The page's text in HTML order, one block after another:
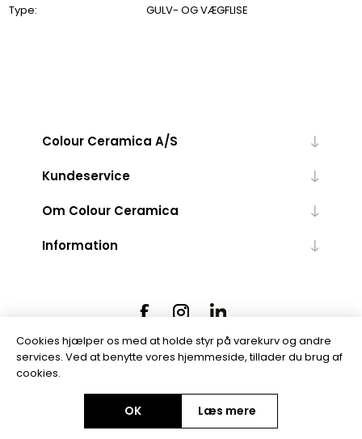
Type:
GULV- OG VÆGFLISE
Colour Ceramica A/S
Kundeservice
Om Colour Ceramica
Information
Powered bynopCommerce
Copyright © 2026 Colour Ceramica A/S. Alle rettigheder forbeholdt.
Cookies hjælper os med at holde styr på varekurv og andre
services. Ved at benytte vores hjemmeside, tillader du brug af
cookies.
OK Læs mere